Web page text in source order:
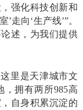
强化科技创新和
走向‘生产线’”。
述，为我们提供
里是天津城市文
拥有两所985高
自身积累沉淀的